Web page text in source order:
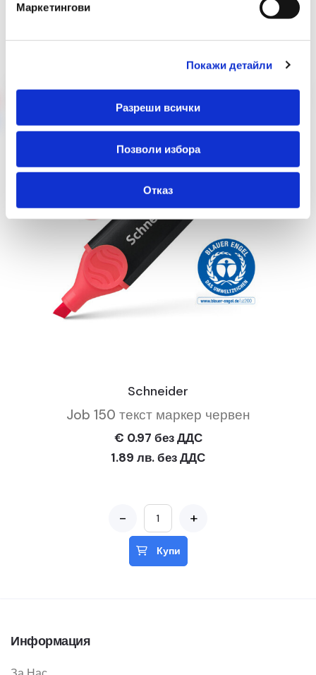
Маркетингови
Покажи детайли
Разреши всички
Позволи избора
Отказ
Препоръчани Продукти
Schneider
Job 150 текст маркер червен
€ 0.97 без ДДС
1.89 лв. без ДДС
- +
Купи
Информация